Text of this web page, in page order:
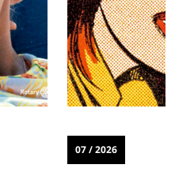
07 / 2026